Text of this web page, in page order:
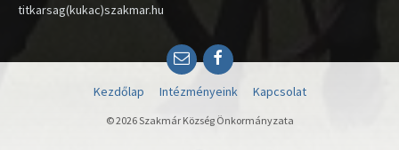
titkarsag(kukac)szakmar.hu
EmailFacebook
Kezdőlap Intézményeink Kapcsolat
© 2026 Szakmár Község Önkormányzata